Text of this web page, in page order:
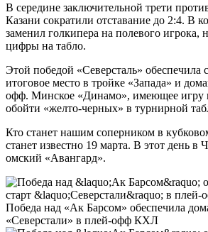
В середине заключительной трети
Казани сократили отставание до 2:4. В
заменил голкипера на полевого игрока,
цифры на табло.
Этой победой «Северсталь» обеспечила
итоговое место в тройке «Запада» и
офф. Минское «Динамо», имеющее игру
обойти «желто-черных» в турнирной
Кто станет нашим соперником в
станет известно 19 марта. В этот день в
омский «Авангард».
Победа над «Ак Барсом» обеспечила
«Северстали» в плей-офф КХЛ